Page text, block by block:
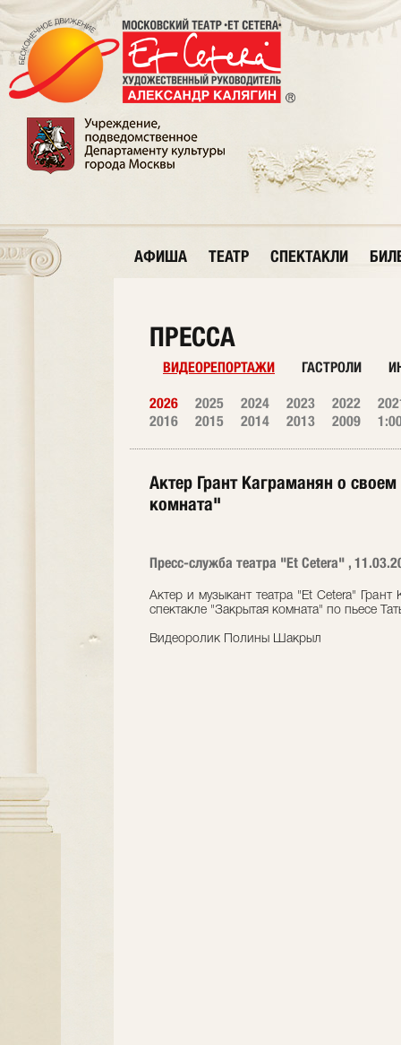
АФИША ТЕАТР СПЕКТАКЛИ
ПРЕССА
ВИДЕОРЕПОРТАЖИ ГАСТРОЛИ
2026 2025 2024 2023 2022
2016
2015 2014 2013 2009
Актер Грант Каграманян о
комната"
Пресс-служба театра "Et Cetera" ,
Актер и музыкант театра "Et Cetera"
спектакле "Закрытая комната" по пьесе
Видеоролик Полины Шакрыл